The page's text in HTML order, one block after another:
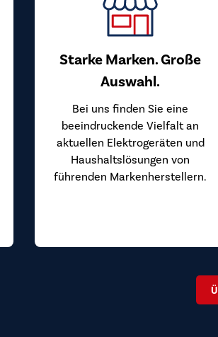
Starke Marken. Große
Auswahl.
Bei uns finden Sie eine
beeindruckende Vielfalt an
aktuellen Elektrogeräten und
Haushaltslösungen von
führenden Markenherstellern.